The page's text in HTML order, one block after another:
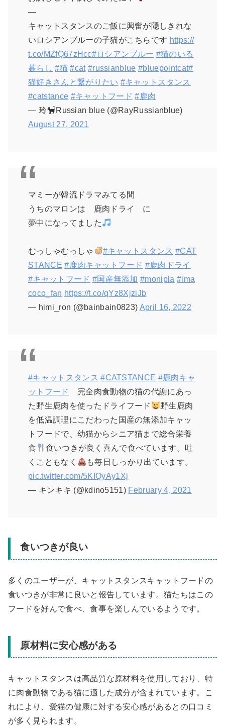
—
キャットスタンスのご飯に興奮が隠しきれな
いロシアンブルーの子猫がこちらです https://
t.co/MZfQ67zHcc#ロシアンブルー #猫のいる
暮らし #猫 #cat #russianblue #bluepointcat#
猫好きさんと繋がりたい #キャットスタンス
#catstance #キャットフード #鹿肉
— 玲
Russian blue (@RayRussianblue)
August 27, 2021
マミーが韓流ドラマみてる間
うちのマロンは 鹿肉ドライ に
夢中になってました
むっしゃむっしゃ #キャットスタンス #CAT
STANCE #鹿肉キャットフード #鹿肉ドライ
#キャットフード #国産無添加 #monipla #ima
coco_fan https://t.co/qYz8XjziJb
— himi_ron (@bainbain0823) April 16, 2022
#キャットスタンス #CATSTANCE #鹿肉キャ
ットフード
完全肉食動物の猫の代謝にあっ
た野生鹿肉を使ったドライフード
野生鹿肉
を低温調理にこだわった国産の無添加キャッ
トフードで、幼猫からシニア猫まで総合栄養
食
食いつきが良く喜んで食べています。吐
くこともなく
も毎日しっかり出ています。
pic.twitter.com/5KIQyAy1Xj
— キンキキ (@kdino5151) February 4, 2021
食いつきが良い
多くのユーザーが、キャットスタンスキャットフードの
食いつきが非常に良いと報告しています。猫たちはこの
フードを好んで食べ、食事を楽しんでいるようです。
原材料に安心感がある
キャットスタンスは高品質な原材料を使用しており、特
に肉食動物である猫に適した成分が含まれています。こ
れにより、愛猫の健康に対する安心感があるとの口コミ
が多く見られます。